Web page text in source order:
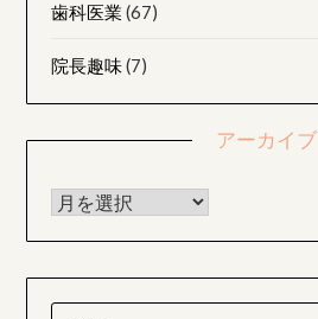
歯科医業 (67)
院長趣味(7)
アーカイブ
アーカイブ